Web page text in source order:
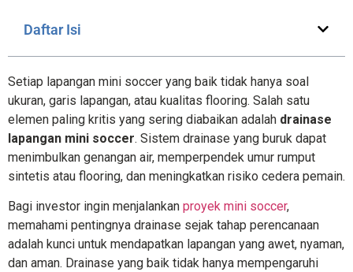
Daftar Isi
Setiap lapangan mini soccer yang baik tidak hanya soal
ukuran, garis lapangan, atau kualitas flooring. Salah satu
elemen paling kritis yang sering diabaikan adalah drainase
lapangan mini soccer. Sistem drainase yang buruk dapat
menimbulkan genangan air, memperpendek umur rumput
sintetis atau flooring, dan meningkatkan risiko cedera pemain.
Bagi investor ingin menjalankan proyek mini soccer,
memahami pentingnya drainase sejak tahap perencanaan
adalah kunci untuk mendapatkan lapangan yang awet, nyaman,
dan aman. Drainase yang baik tidak hanya mempengaruhi